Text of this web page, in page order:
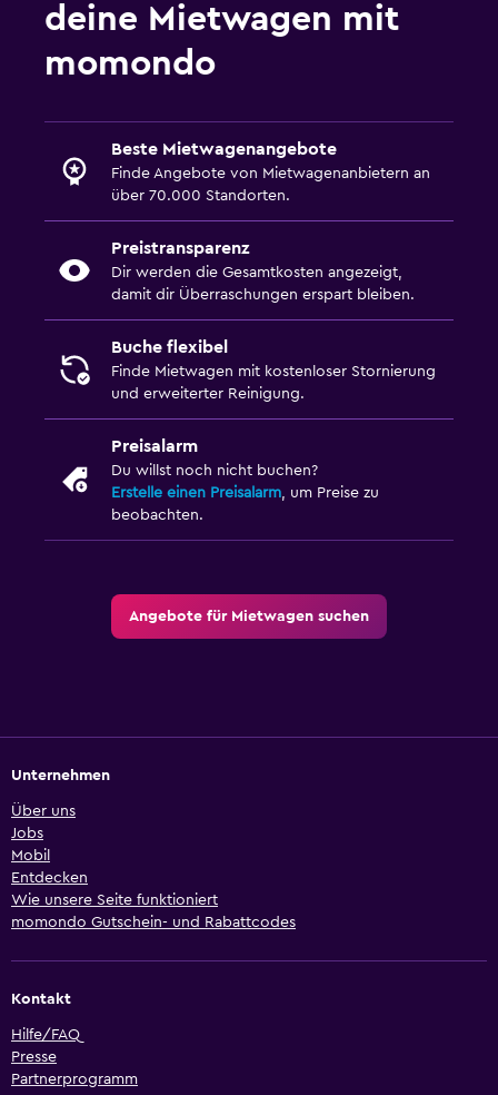
deine Mietwagen mit
momondo
Beste Mietwagenangebote
Finde Angebote von Mietwagenanbietern an
über 70.000 Standorten.
Preistransparenz
Dir werden die Gesamtkosten angezeigt,
damit dir Überraschungen erspart bleiben.
Buche flexibel
Finde Mietwagen mit kostenloser Stornierung
und erweiterter Reinigung.
Preisalarm
Du willst noch nicht buchen?
Erstelle einen Preisalarm, um Preise zu
beobachten.
Angebote für Mietwagen suchen
Unternehmen
Über uns
Jobs
Mobil
Entdecken
Wie unsere Seite funktioniert
momondo Gutschein- und Rabattcodes
Kontakt
Hilfe/FAQ
Presse
Partnerprogramm